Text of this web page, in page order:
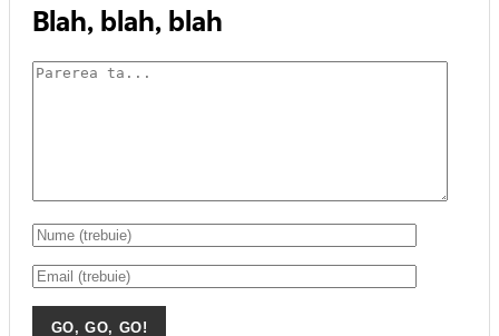
Blah, blah, blah